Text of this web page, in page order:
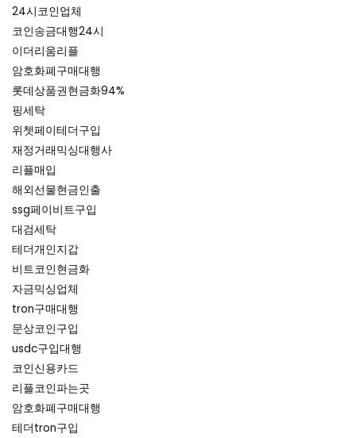
24시코인업체
코인송금대행24시
이더리움리플
암호화폐구매대행
롯데상품권현금화94%
핑세탁
위쳇페이테더구입
재정거래믹싱대행사
리플매입
해외선물현금인출
ssg페이비트구입
대검세탁
테더개인지갑
비트코인현금화
자금믹싱업체
tron구매대행
문상코인구입
usdc구입대행
코인신용카드
리플코인파는곳
암호화폐구매대행
테더tron구입